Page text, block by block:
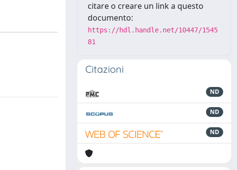
citare o creare un link a questo
documento:
https://hdl.handle.net/10447/1545
81
Citazioni
ND
ND
ND